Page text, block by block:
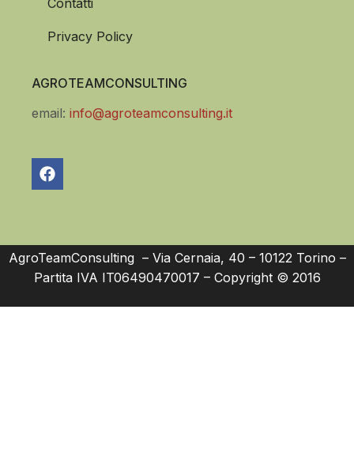
Contatti
Privacy Policy
AGROTEAMCONSULTING
email: info@agroteamconsulting.it
AgroTeamConsulting – Via Cernaia, 40 – 10122 Torino –
Partita IVA IT06490470017 – Copyright © 2016